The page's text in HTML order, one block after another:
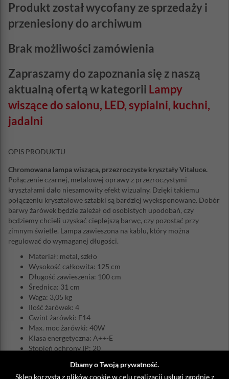
Dbamy o Twoją prywatność.
Sklep korzysta z plików cookie w celu realizacji usługi zgodnie z
Produkt został wycofany ze sprzedaży i
przeniesiony do archiwum
Brak możliwości zamówienia
Zapraszamy do zapoznania się z naszą
aktualną ofertą w kategorii Lampy
wiszące do salonu, LED, sypialni, kuchni,
jadalni
OPIS PRODUKTU
Chromowana lampa wisząca, przezroczyste kryształy Vitaluce.
Połączenie czarnej, metalowej oprawy z przezroczystymi
kryształami dało niesamowity efekt wizualny. Dzięki takiemu
połączeniu kryształowe sztabki są bardziej wyeksponowane. Dobór
barwy żarówek będzie zależał od osobistych upodobań, czy
będziemy chcieli uzyskać cieplejszą barwę, czy pozostać przy
zimnym świetle. Lampa zawieszona na kablu, który można
regulować do wymaganej długości.
Materiał: metal, szkło
Wysokość całkowita: 125 cm
Długość zawieszenia: 100 cm
Średnica: 31 cm
Waga: 3,05 kg
Ilość żarówek: 4
Gwint żarówki: E14
Max. moc żarówki: 40W
Klasa energetyczna: A++-E
Stopień ochrony IP: 20
Uwaga:
produkt może wymagać samodzielnego złożenia.